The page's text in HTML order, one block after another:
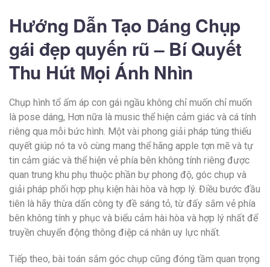
Hướng Dẫn Tạo Dáng Chụp
gái đẹp quyến rũ – Bí Quyết
Thu Hút Mọi Ánh Nhìn
Chụp hình tổ ấm áp con gái ngầu không chỉ muốn chỉ muốn
là pose dáng, Hơn nữa là music thể hiện cảm giác và cá tính
riêng qua mỗi bức hình. Một vài phong giải pháp túng thiếu
quyết giúp nó ta vô cùng mang thể hãng apple tợn mẽ và tự
tin cảm giác và thể hiện vẻ phía bên không tính riêng được
quan trung khu phụ thuộc phần bự phong độ, góc chụp và
giải pháp phối hợp phụ kiện hài hòa và hợp lý. Điều bước đầu
tiên là hãy thừa dấn công ty đề sáng tỏ, từ đấy sắm vẻ phía
bên không tính y phục và biểu cảm hài hòa và hợp lý nhất để
truyền chuyển động thông điệp cá nhân uy lực nhất.
Tiếp theo, bài toán sắm góc chụp cũng đóng tầm quan trọng